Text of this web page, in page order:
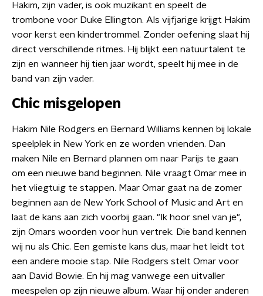
Hakim, zijn vader, is ook muzikant en speelt de
trombone voor Duke Ellington. Als vijfjarige krijgt Hakim
voor kerst een kindertrommel. Zonder oefening slaat hij
direct verschillende ritmes. Hij blijkt een natuurtalent te
zijn en wanneer hij tien jaar wordt, speelt hij mee in de
band van zijn vader.
Chic misgelopen
Hakim Nile Rodgers en Bernard Williams kennen bij lokale
speelplek in New York en ze worden vrienden. Dan
maken Nile en Bernard plannen om naar Parijs te gaan
om een nieuwe band beginnen. Nile vraagt Omar mee in
het vliegtuig te stappen. Maar Omar gaat na de zomer
beginnen aan de New York School of Music and Art en
laat de kans aan zich voorbij gaan. "Ik hoor snel van je",
zijn Omars woorden voor hun vertrek. Die band kennen
wij nu als Chic. Een gemiste kans dus, maar het leidt tot
een andere mooie stap. Nile Rodgers stelt Omar voor
aan David Bowie. En hij mag vanwege een uitvaller
meespelen op zijn nieuwe album. Waar hij onder anderen